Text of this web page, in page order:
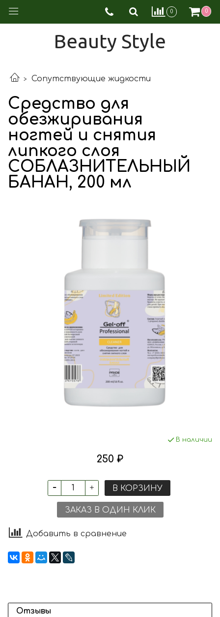
0 0
Beauty Style
Сопутствующие жидкости
Средство для
обезжиривания
ногтей и снятия
липкого слоя
СОБЛАЗНИТЕЛЬНЫЙ
БАНАН, 200 мл
В наличии
250 ₽
В КОРЗИНУ
ЗАКАЗ В ОДИН КЛИК
Добавить в сравнение
Отзывы